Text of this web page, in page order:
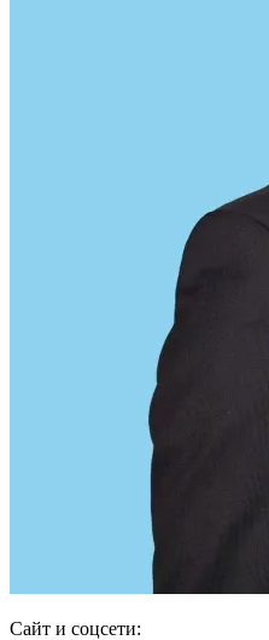
Сайт и соцсети: